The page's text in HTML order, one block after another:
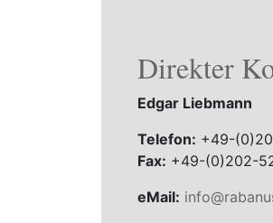
Direkter
Edgar Liebmann
Telefon: +49-
Fax: +49-(0)202-
eMail: